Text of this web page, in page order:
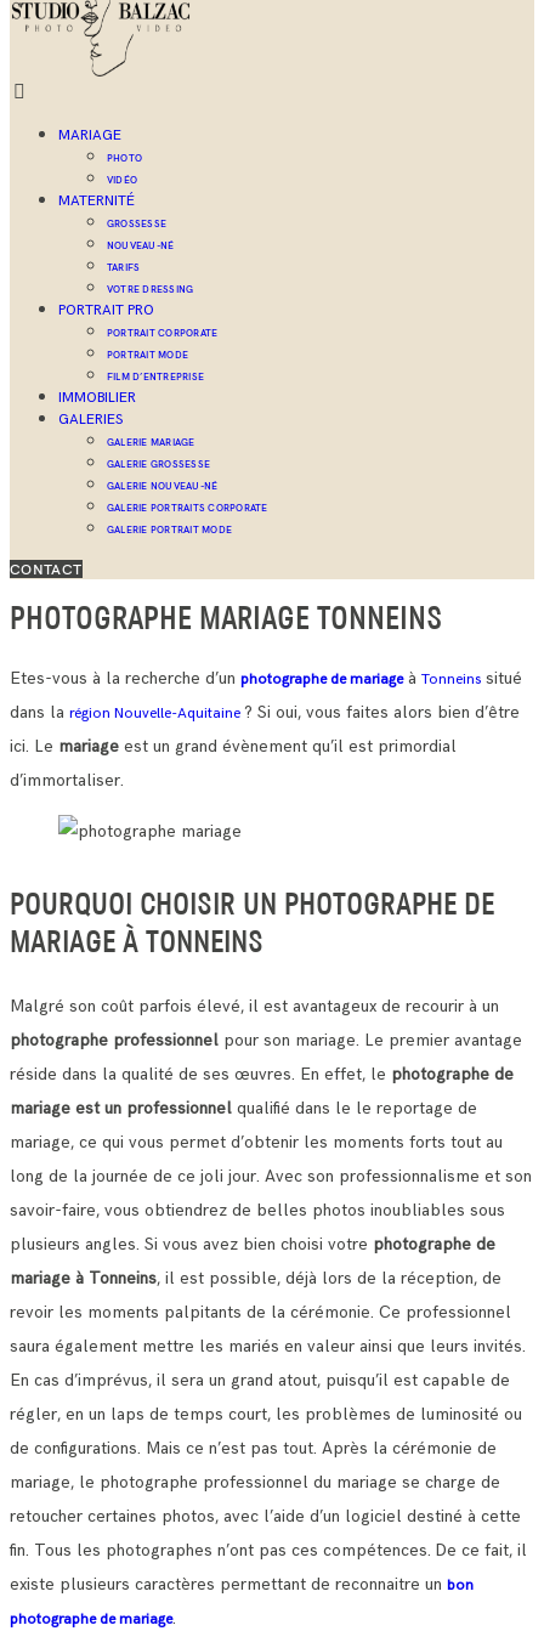
MARIAGE
PHOTO
VIDÉO
MATERNITÉ
GROSSESSE
NOUVEAU-NÉ
TARIFS
VOTRE DRESSING
PORTRAIT PRO
PORTRAIT CORPORATE
PORTRAIT MODE
FILM D’ENTREPRISE
IMMOBILIER
GALERIES
GALERIE MARIAGE
GALERIE GROSSESSE
GALERIE NOUVEAU-NÉ
GALERIE PORTRAITS CORPORATE
GALERIE PORTRAIT MODE
CONTACT
PHOTOGRAPHE MARIAGE TONNEINS
Etes-vous à la recherche d’un photographe de mariageà Tonneins situé
dans la région Nouvelle-Aquitaine ? Si oui, vous faites alors bien d’être
ici. Le mariage est un grand évènement qu’il est primordial
d’immortaliser.
POURQUOI CHOISIR UN PHOTOGRAPHE DE
MARIAGE À TONNEINS
Malgré son coût parfois élevé, il est avantageux de recourir à un
photographe professionnel pour son mariage. Le premier avantage
réside dans la qualité de ses œuvres. En effet, le photographe de
mariage est un professionnel qualifié dans le le reportage de
mariage, ce qui vous permet d’obtenir les moments forts tout au
long de la journée de ce joli jour. Avec son professionnalisme et son
savoir-faire, vous obtiendrez de belles photos inoubliables sous
plusieurs angles. Si vous avez bien choisi votre photographe de
mariage à Tonneins, il est possible, déjà lors de la réception, de
revoir les moments palpitants de la cérémonie. Ce professionnel
saura également mettre les mariés en valeur ainsi que leurs invités.
En cas d’imprévus, il sera un grand atout, puisqu’il est capable de
régler, en un laps de temps court, les problèmes de luminosité ou
de configurations. Mais ce n’est pas tout. Après la cérémonie de
mariage, le photographe professionnel du mariage se charge de
retoucher certaines photos, avec l’aide d’un logiciel destiné à cette
fin. Tous les photographes n’ont pas ces compétences. De ce fait, il
existe plusieurs caractères permettant de reconnaitre un bon
photographe de mariage.